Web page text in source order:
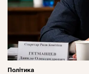
Політика